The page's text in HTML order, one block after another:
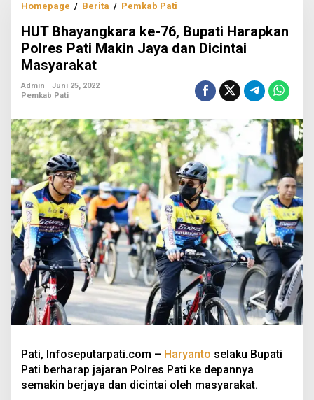
Homepage / Berita / Pemkab Pati
ke-
76,
Bupati
Polres
Jaya
dan
Dicintai
Masyarakat
HUT Bhayangkara ke-76, Bupati Harapkan
Polres Pati Makin Jaya dan Dicintai
Masyarakat
Admin
Juni 25, 2022
Pemkab Pati
Pati, Infoseputarpati.com – Haryanto selaku Bupati
Pati berharap jajaran Polres Pati ke depannya
semakin berjaya dan dicintai oleh masyarakat.